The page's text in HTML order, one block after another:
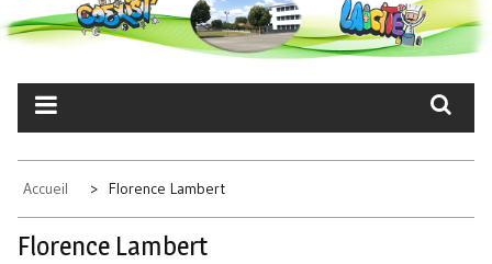
Accueil Florence Lambert
Florence Lambert